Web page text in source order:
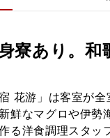
寮あり。
花游」は客室が
鮮なマグロや伊
る洋食調理スタ